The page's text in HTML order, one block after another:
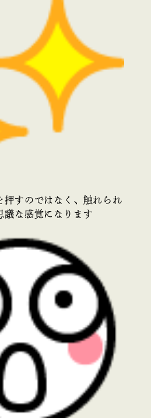
押すのではなく、触れられ
議な感覚になります